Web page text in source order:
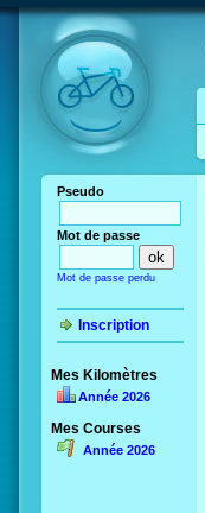
Pseudo
Mot de passe
Mot de passe perdu
Inscription
Mes Kilomètres
Année 2026
Mes Courses
Année 2026